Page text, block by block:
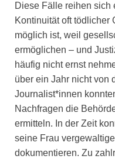
Diese Fälle reihen sich
Kontinuität oft tödlicher
möglich ist, weil
ermöglichen – und
häufig nicht ernst
über ein Jahr nicht von
Journalist*innen
Nachfragen die
ermitteln. In der Zeit
seine Frau
dokumentieren. Zu